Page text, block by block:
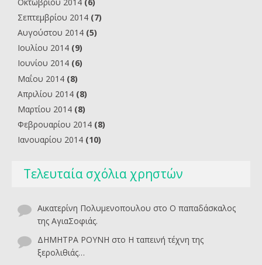
Σεπτεμβρίου 2014 (7)
Αυγούστου 2014 (5)
Ιουλίου 2014 (9)
Ιουνίου 2014 (6)
Μαΐου 2014 (8)
Απριλίου 2014 (8)
Μαρτίου 2014 (8)
Φεβρουαρίου 2014 (8)
Ιανουαρίου 2014 (10)
Τελευταία σχόλια χρηστών
Αικατερίνη Πολυμενοπουλου στο O παπαδάσκαλος
της ΑγιαΣοφιάς.
ΔΗΜΗΤΡΑ ΡΟΥΝΗ στο Η ταπεινή τέχνη της
ξερολιθιάς…